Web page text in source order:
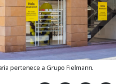
pertenece a Grupo Fielmann.